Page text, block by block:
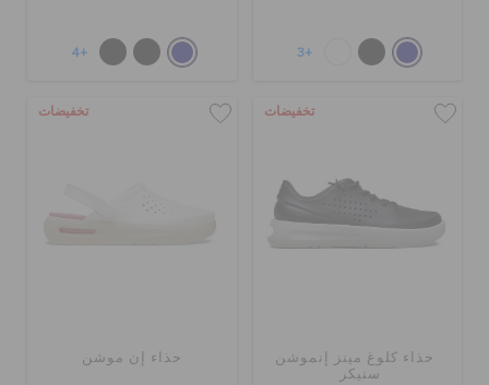
+3
+4
تخفيضات
حذاء كلوغ مينز إنموشن
سنيكر
تخفيضات
حذاء إن موشن